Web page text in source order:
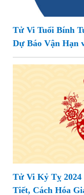
Tử Vi Tuổi Bính
Dự Báo Vận Hạn
Tử Vi Kỷ Tỵ
Tiết, Cách Hóa